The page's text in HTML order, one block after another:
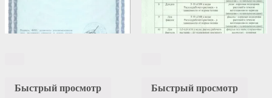
Быстрый просмотр
Быстрый просмотр